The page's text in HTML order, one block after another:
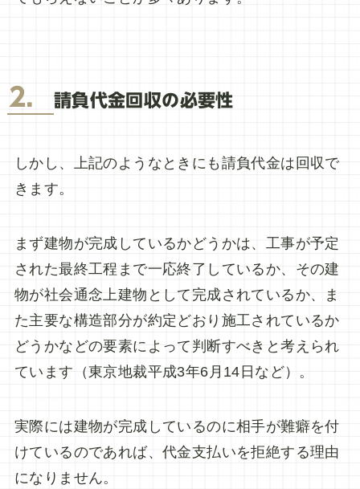
2． 請負代金回収の必要性
しかし、上記のようなときにも請負代金は回収で
きます。
まず建物が完成しているかどうかは、工事が予定
された最終工程まで一応終了しているか、その建
物が社会通念上建物として完成されているか、ま
た主要な構造部分が約定どおり施工されているか
どうかなどの要素によって判断すべきと考えられ
ています（東京地裁平成3年6月14日など）。
実際には建物が完成しているのに相手が難癖を付
けているのであれば、代金支払いを拒絶する理由
になりません。